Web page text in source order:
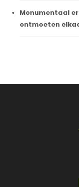
Monumentaal
ontmoeten